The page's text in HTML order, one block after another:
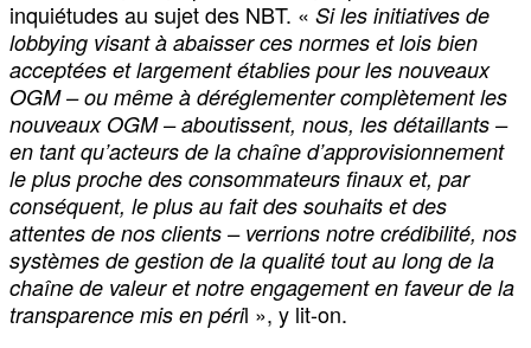
inquiétudes au sujet des NBT. « Si les initiatives de
lobbying visant à abaisser ces normes et lois bien
acceptées et largement établies pour les nouveaux
OGM – ou même à déréglementer complètement les
nouveaux OGM – aboutissent, nous, les détaillants –
en tant qu’acteurs de la chaîne d’approvisionnement
le plus proche des consommateurs finaux et, par
conséquent, le plus au fait des souhaits et des
attentes de nos clients – verrions notre crédibilité, nos
systèmes de gestion de la qualité tout au long de la
chaîne de valeur et notre engagement en faveur de la
transparence mis en péril », y lit-on.